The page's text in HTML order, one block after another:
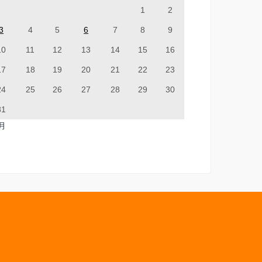
1 2
4 5 6 7 8 9
11 12 13 14 15 16
18 19 20 21 22 23
25 26 27 28 29 30